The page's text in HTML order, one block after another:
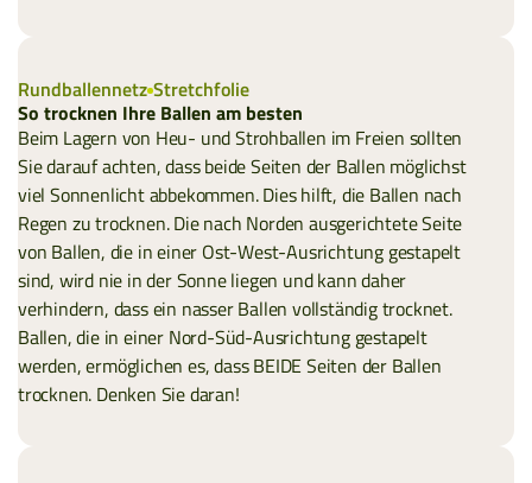
Rundballennetz Stretchfolie
So trocknen Ihre Ballen am besten
Beim Lagern von Heu- und Strohballen im Freien sollten
Sie darauf achten, dass beide Seiten der Ballen möglichst
viel Sonnenlicht abbekommen. Dies hilft, die Ballen nach
Regen zu trocknen. Die nach Norden ausgerichtete Seite
von Ballen, die in einer Ost-West-Ausrichtung gestapelt
sind, wird nie in der Sonne liegen und kann daher
verhindern, dass ein nasser Ballen vollständig trocknet.
Ballen, die in einer Nord-Süd-Ausrichtung gestapelt
werden, ermöglichen es, dass BEIDE Seiten der Ballen
trocknen. Denken Sie daran!